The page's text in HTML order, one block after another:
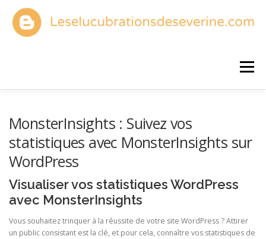
contenu
Menu
CHOISIR UN BLOG
VISIBILITÉ DU BLOG
MonsterInsights : Suivez vos
statistiques avec MonsterInsights sur
WordPress
Visualiser vos statistiques WordPress
avec MonsterInsights
Vous souhaitez trinquer à la réussite de votre site WordPress ? Attirer
un public consistant est la clé, et pour cela, connaître vos statistiques de